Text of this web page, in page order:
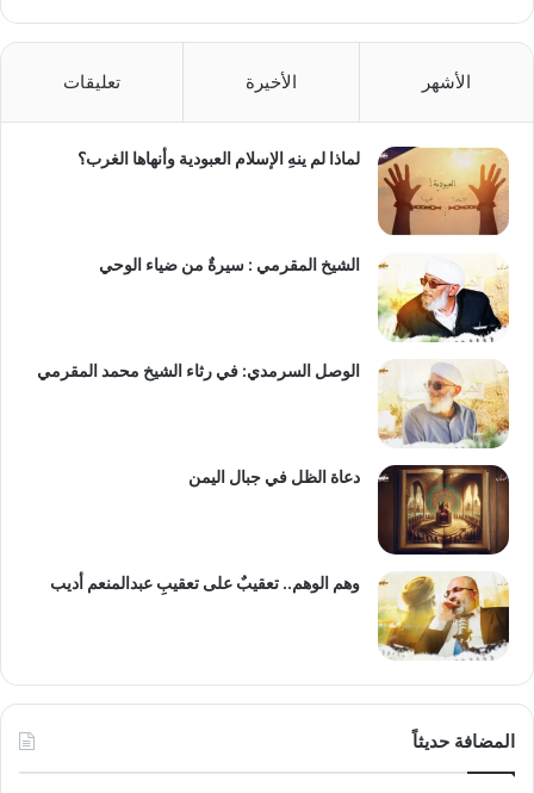
الأشهر الأخيرة تعليقات
لماذا لم ينهِ الإسلام العبودية وأنهاها الغرب؟
الشيخ المقرمي : سيرةٌ من ضياء الوحي
الوصل السرمدي: في رثاء الشيخ محمد المقرمي
دعاة الظل في جبال اليمن
وهم الوهم.. تعقيبٌ على تعقيبِ عبدالمنعم أديب
المضافة حديثاً